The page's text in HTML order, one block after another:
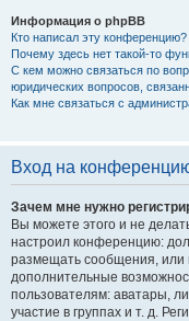
Информация о phpBB
Кто написал эту конференцию?
Почему здесь нет такой-то
С кем можно связаться по
юридических вопросов,
Как мне связаться с
Вход на
Зачем мне нужно
Вы можете этого и не
настроил конференцию:
размещать сообщения, или
дополнительные
пользователям: аватары,
участие в группах и т. д.